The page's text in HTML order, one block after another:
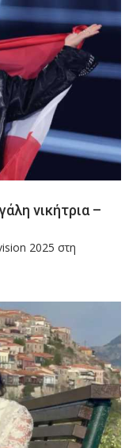
νικήτρια –
2025 στη